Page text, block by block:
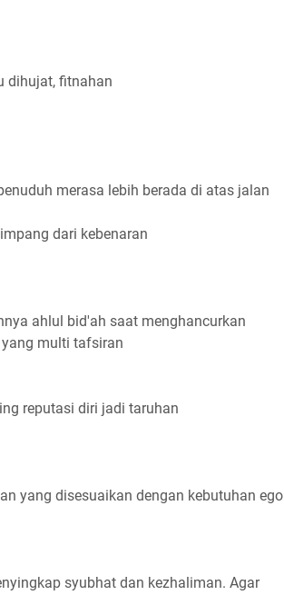
dihujat, fitnahan
merasa lebih berada di atas jalan
dari kebenaran
ahlul bid'ah saat menghancurkan
multi tafsiran
reputasi diri jadi taruhan
yang disesuaikan dengan kebutuhan ego
syubhat dan kezhaliman. Agar